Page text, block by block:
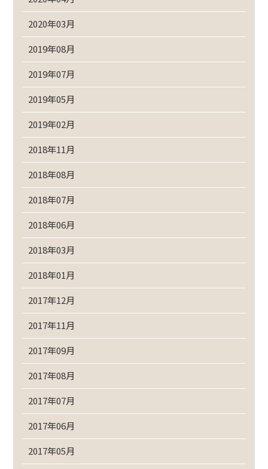
2020年03月
2019年08月
2019年07月
2019年05月
2019年02月
2018年11月
2018年08月
2018年07月
2018年06月
2018年03月
2018年01月
2017年12月
2017年11月
2017年09月
2017年08月
2017年07月
2017年06月
2017年05月